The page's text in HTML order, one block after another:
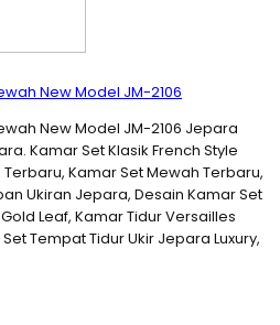
New Model JM-2106
New Model JM-2106 Jepara
Kamar Set Klasik French Style
Kamar Set Mewah Terbaru,
Ukiran Jepara, Desain Kamar Set
Leaf, Kamar Tidur Versailles
Tempat Tidur Ukir Jepara Luxury,